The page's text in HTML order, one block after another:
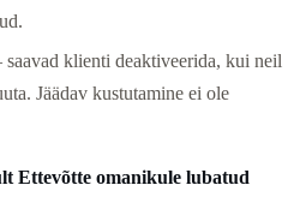
klienti deaktiveerida, kui neil
Jäädav kustutamine ei ole
Ettevõtte omanikule lubatud